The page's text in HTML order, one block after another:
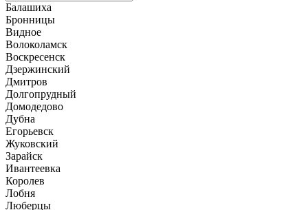
Балашиха
Бронницы
Видное
Волоколамск
Воскресенск
Дзержинский
Дмитров
Долгопрудный
Домодедово
Дубна
Егорьевск
Жуковский
Зарайск
Ивантеевка
Королев
Лобня
Люберцы